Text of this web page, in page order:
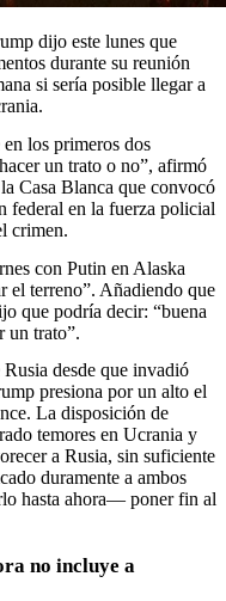
dijo este lunes que
durante su reunión
si sería posible llegar a
los primeros dos
un trato o no”, afirmó
Casa Blanca que convocó
federal en la fuerza policial
crimen.
con Putin en Alaska
el terreno”. Añadiendo que
que podría decir: “buena
un trato”.
desde que invadió
presiona por un alto el
La disposición de
temores en Ucrania y
a Rusia, sin suficiente
duramente a ambos
hasta ahora— poner fin al
no incluye a